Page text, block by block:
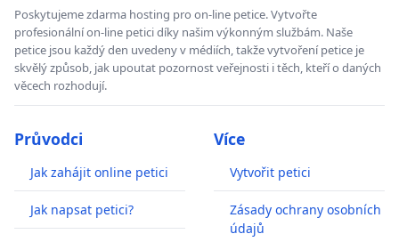
Poskytujeme zdarma hosting pro on-line petice. Vytvořte
profesionální on-line petici díky našim výkonným službám. Naše
petice jsou každý den uvedeny v médiích, takže vytvoření petice je
skvělý způsob, jak upoutat pozornost veřejnosti i těch, kteří o daných
věcech rozhodují.
Průvodci
Jak zahájit online petici
Jak napsat petici?
Více
Vytvořit petici
Zásady ochrany osobních
údajů